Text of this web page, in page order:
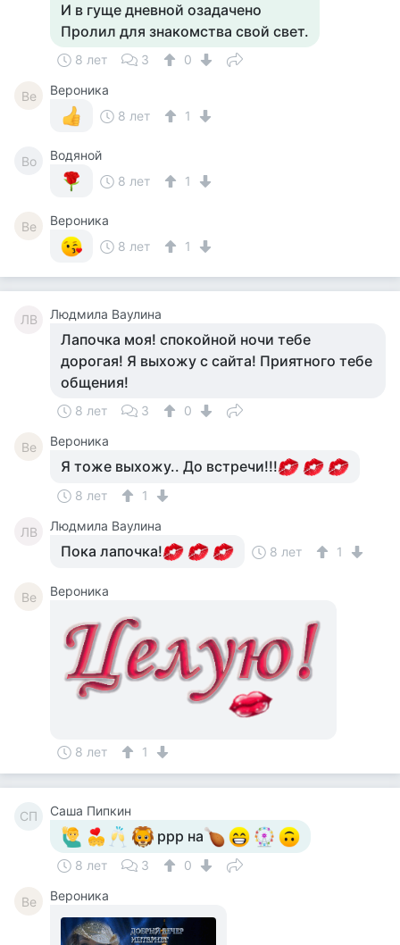
И в гуще дневной озадачено
Пролил для знакомства свой свет.
8 лет 3 0
Ве
Вероника
8 лет
1
Во
Водяной
8 лет
1
Ве
Вероника
8 лет
1
ЛВ Людмила Ваулина
Лапочка моя! спокойной ночи тебе
дорогая! Я выхожу с сайта! Приятного тебе
общения!
8 лет 3 0
Ве Вероника
Я тоже выхожу.. До встречи!!!
8 лет 1
ЛВ Людмила Ваулина
Пока лапочка! 8 лет 1
Ве Вероника
8 лет 1
СП Саша Пипкин
ррр на
8 лет 3 0
Ве Вероника